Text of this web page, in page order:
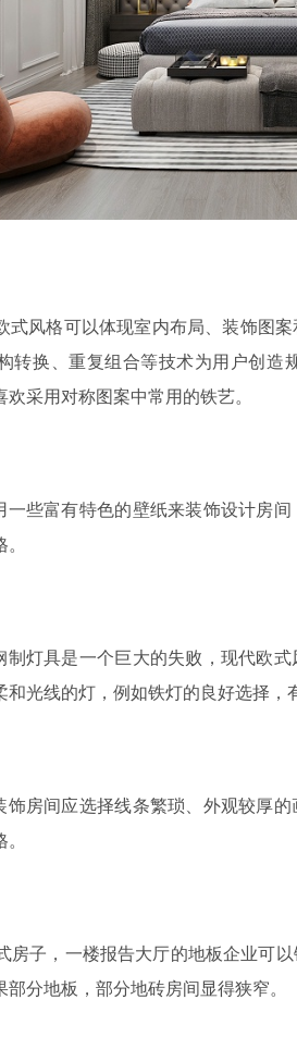
式风格可以体现室内布局、装饰图
转换、重复组合等技术为用户创
采用对称图案中常用的铁艺。
一些富有特色的壁纸来装饰设计房
制灯具是一个巨大的失败，现代欧
光线的灯，例如铁灯的良好选择，
饰房间应选择线条繁琐、外观较厚
房子，一楼报告大厅的地板企业可
分地板，部分地砖房间显得狭窄。